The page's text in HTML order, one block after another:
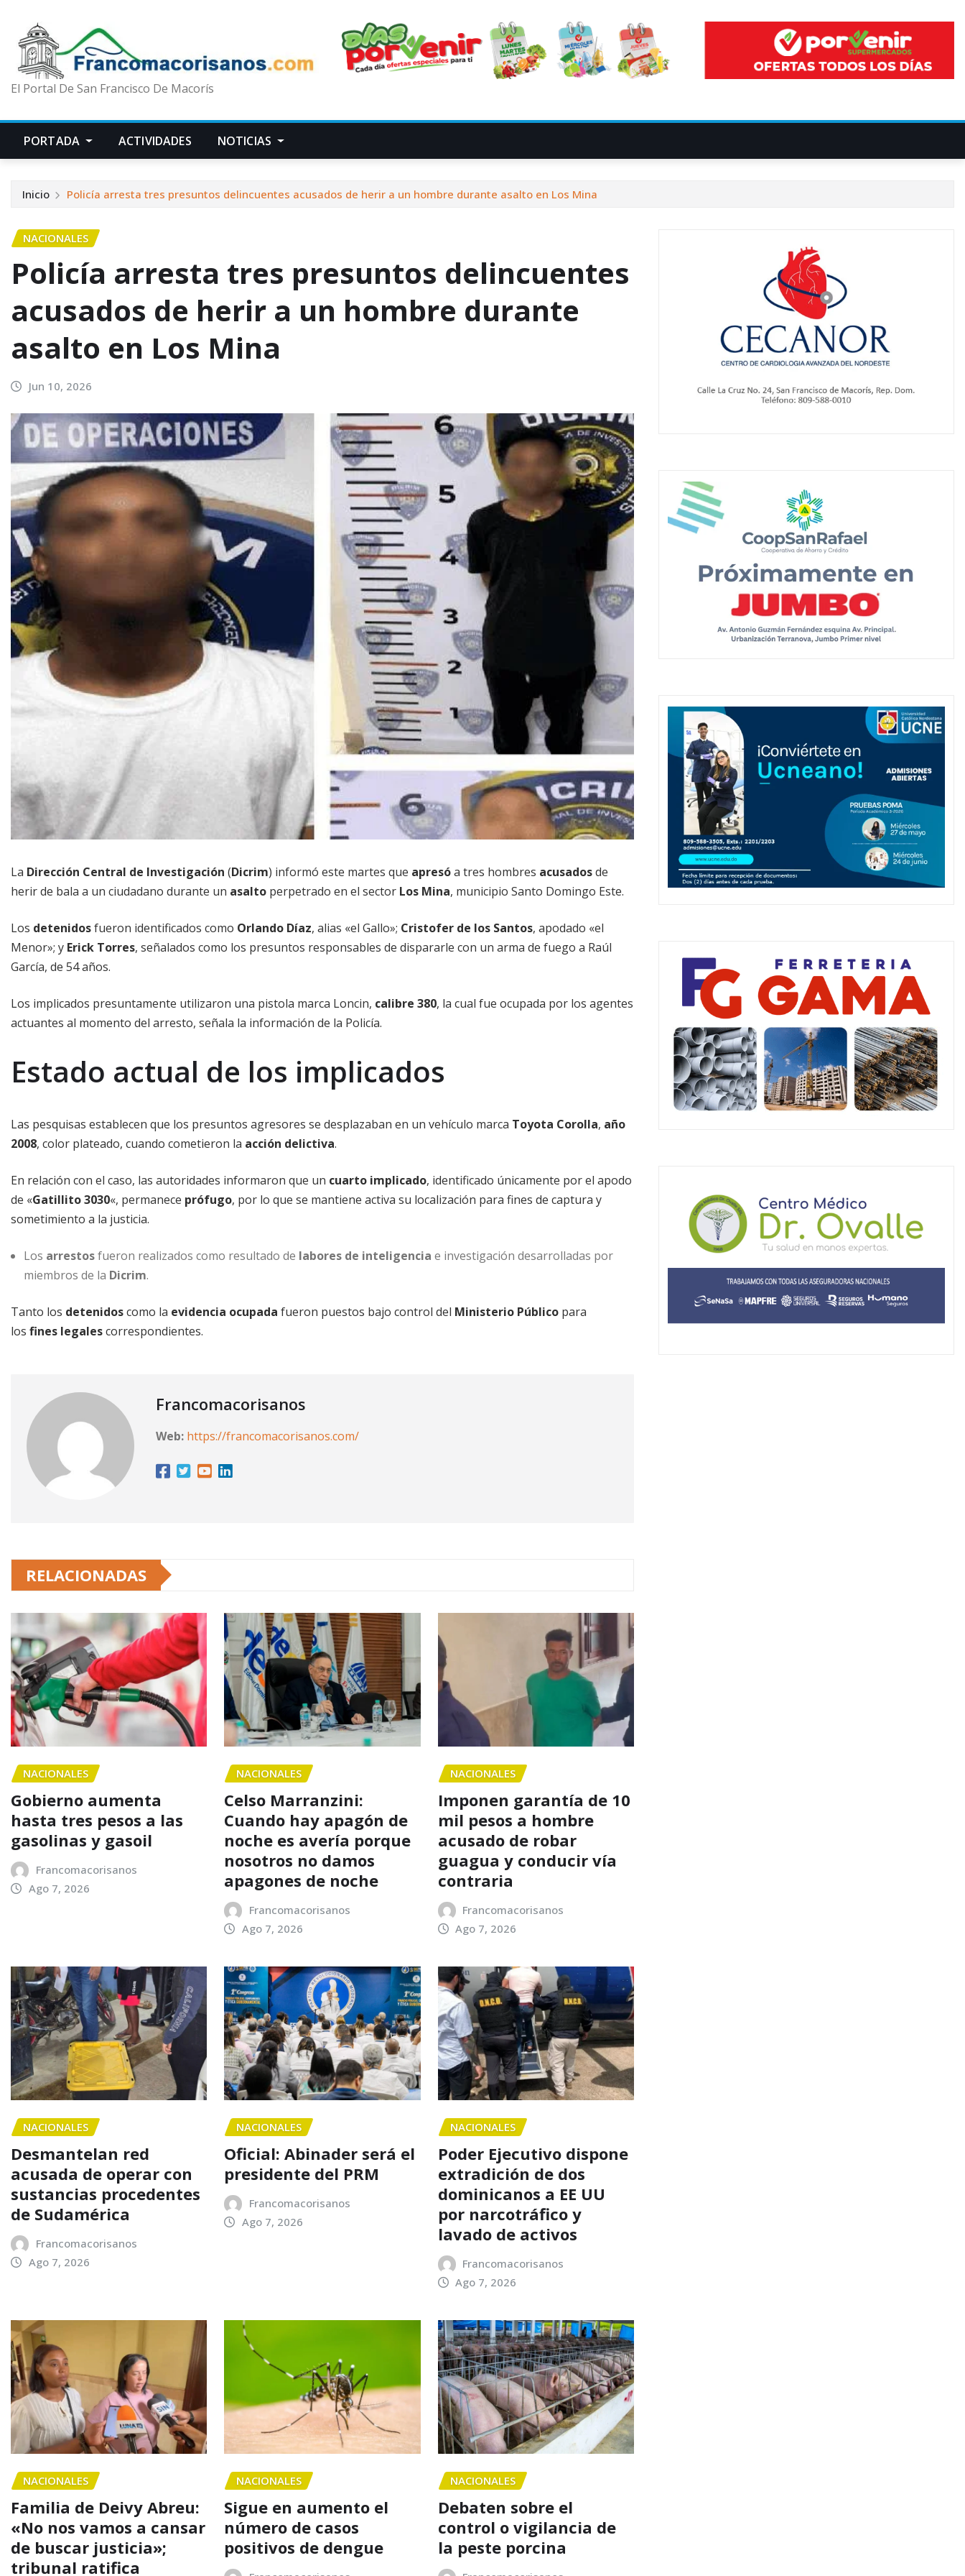
El Portal De San Francisco De Macorís
PORTADA ACTIVIDADES NOTICIAS
Inicio Policía arresta tres presuntos delincuentes acusados de herir a un hombre durante asalto en Los Mina
NACIONALES
Policía arresta tres presuntos delincuentes
acusados de herir a un hombre durante
asalto en Los Mina
Jun 10, 2026
La Dirección Central de Investigación (Dicrim) informó este martes que apresóa tres hombres acusadosde
herir de bala a un ciudadano durante un asalto perpetrado en el sector Los Mina, municipio Santo Domingo Este.
Los detenidosfueron identificados como Orlando Díaz, alias «el Gallo»; Cristofer de los Santos, apodado «el
Menor»; y Erick Torres, señalados como los presuntos responsables de dispararle con un arma de fuego a Raúl
García, de 54 años.
Los implicados presuntamente utilizaron una pistola marca Loncin, calibre 380, la cual fue ocupada por los agentes
actuantes al momento del arresto, señala la información de la Policía.
Estado actual de los implicados
Las pesquisas establecen que los presuntos agresores se desplazaban en un vehículo marca Toyota Corolla, año
2008, color plateado, cuando cometieron la acción delictiva.
En relación con el caso, las autoridades informaron que un cuarto implicado, identificado únicamente por el apodo
de «Gatillito 3030«, permanece prófugo, por lo que se mantiene activa su localización para fines de captura y
sometimiento a la justicia.
Los arrestosfueron realizados como resultado de labores de inteligencia e investigación desarrolladas por
miembros de la Dicrim.
Tanto los detenidoscomo la evidencia ocupada fueron puestos bajo control del Ministerio Público para
los fines legalescorrespondientes.
Francomacorisanos
Web: https://francomacorisanos.com/
RELACIONADAS
NACIONALES
Gobierno aumenta
hasta tres pesos a las
gasolinas y gasoil
Francomacorisanos
Ago 7, 2026
NACIONALES
Celso Marranzini:
Cuando hay apagón de
noche es avería porque
nosotros no damos
apagones de noche
Francomacorisanos
Ago 7, 2026
NACIONALES
Imponen garantía de 10
mil pesos a hombre
acusado de robar
guagua y conducir vía
contraria
Francomacorisanos
Ago 7, 2026
NACIONALES
Desmantelan red
acusada de operar con
sustancias procedentes
de Sudamérica
Francomacorisanos
Ago 7, 2026
NACIONALES
Oficial: Abinader será el
presidente del PRM
Francomacorisanos
Ago 7, 2026
NACIONALES
Poder Ejecutivo dispone
extradición de dos
dominicanos a EE UU
por narcotráfico y
lavado de activos
Francomacorisanos
Ago 7, 2026
NACIONALES
Familia de Deivy Abreu:
«No nos vamos a cansar
de buscar justicia»;
tribunal ratifica
NACIONALES
Sigue en aumento el
número de casos
positivos de dengue
NACIONALES
Debaten sobre el
control o vigilancia de
la peste porcina